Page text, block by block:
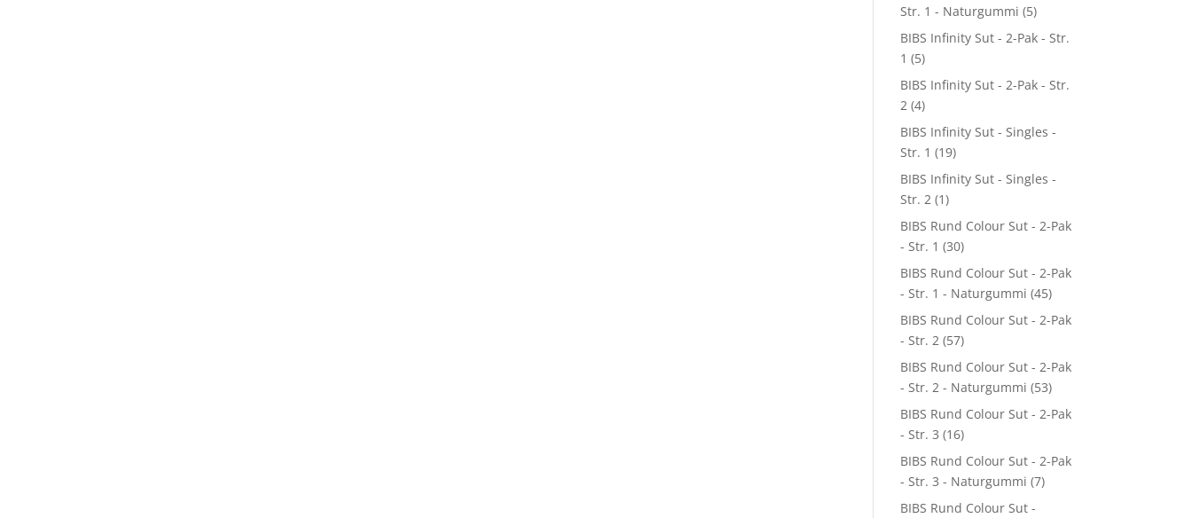
Str. 1 - Naturgummi (5)
BIBS Infinity Sut - 2-Pak - Str.
1 (5)
BIBS Infinity Sut - 2-Pak - Str.
2 (4)
BIBS Infinity Sut - Singles -
Str. 1 (19)
BIBS Infinity Sut - Singles -
Str. 2 (1)
BIBS Rund Colour Sut - 2-Pak
- Str. 1 (30)
BIBS Rund Colour Sut - 2-Pak
- Str. 1 - Naturgummi (45)
BIBS Rund Colour Sut - 2-Pak
- Str. 2 (57)
BIBS Rund Colour Sut - 2-Pak
- Str. 2 - Naturgummi (53)
BIBS Rund Colour Sut - 2-Pak
- Str. 3 (16)
BIBS Rund Colour Sut - 2-Pak
- Str. 3 - Naturgummi (7)
BIBS Rund Colour Sut -